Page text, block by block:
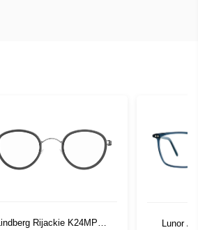
Rijackie K24MP10
Lunor